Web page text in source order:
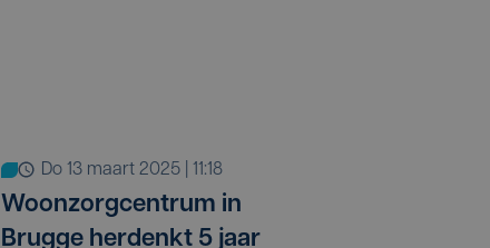
do 13 maart 2025 | 11:18
Woonzorgcentrum in
Brugge herdenkt 5 jaar